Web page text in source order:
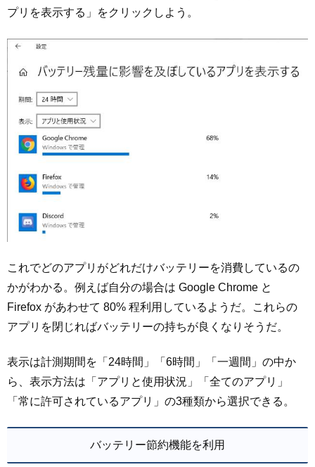
プリを表示する」をクリックしよう。
これでどのアプリがどれだけバッテリーを消費しているの
かがわかる。例えば自分の場合は Google Chrome と
Firefox があわせて 80% 程利用しているようだ。これらの
アプリを閉じればバッテリーの持ちが良くなりそうだ。
表示は計測期間を「24時間」「6時間」「一週間」の中か
ら、表示方法は「アプリと使用状況」「全てのアプリ」
「常に許可されているアプリ」の3種類から選択できる。
バッテリー節約機能を利用